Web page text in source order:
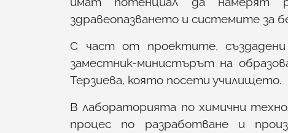
здравеопазването и системите за
С част от проектите, създадени
заместник-министърът на
Терзиева, която посети училището.
В лабораторията по химични
процес по разработване и